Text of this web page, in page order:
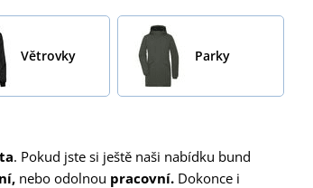
Větrovky Parky
. Pokud jste si ještě naši nabídku bund
nebo odolnou pracovní. Dokonce i